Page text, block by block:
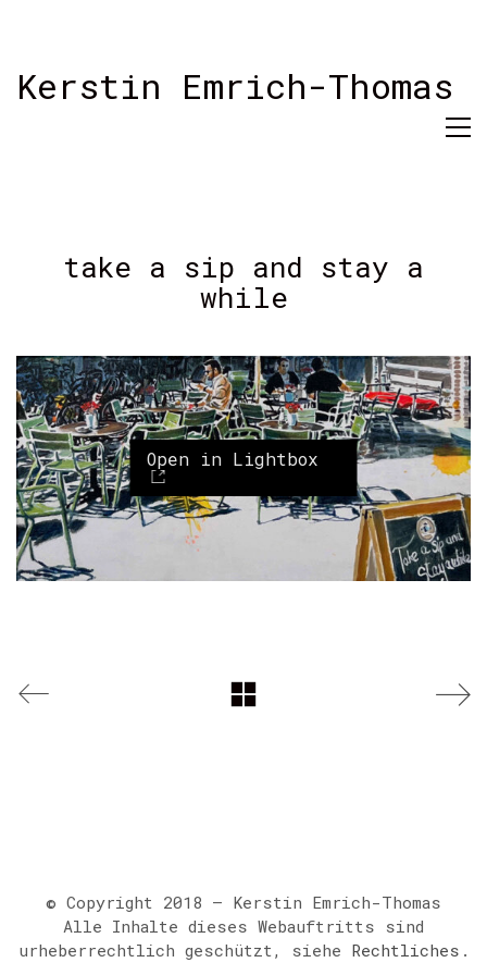
Kerstin Emrich-Thomas
take a sip and stay a
while
Open in Lightbox
© Copyright 2018 – Kerstin Emrich-Thomas
Alle Inhalte dieses Webauftritts sind
urheberrechtlich geschützt, siehe Rechtliches .